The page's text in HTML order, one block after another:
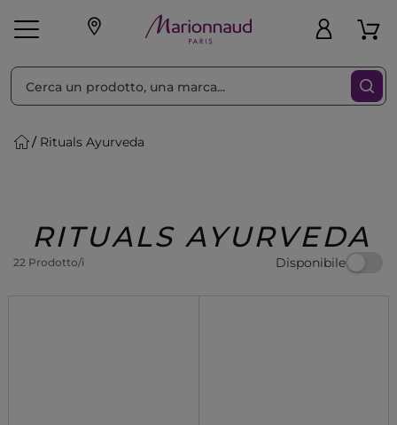
Make-up Profumi
Regalo
Rituals Ayurveda
RITUALS AYURVEDA
22 Prodotto/i Disponibile
Ordina per Filtra